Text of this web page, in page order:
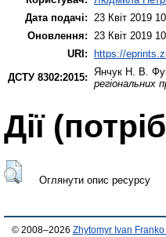
Дата подачі:
23 Квіт 2019
Оновлення:
23 Квіт 2019
URI: https://
ДСТУ 8302:2015:
Янчук Н. В.
регіональних
Дії
Оглянути опис ресурсу
© 2008–2026 Zhytomyr Ivan